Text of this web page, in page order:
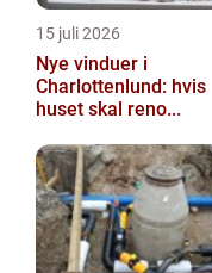
15 juli 2026
Nye vinduer i
Charlottenlund: hvis
huset skal reno...